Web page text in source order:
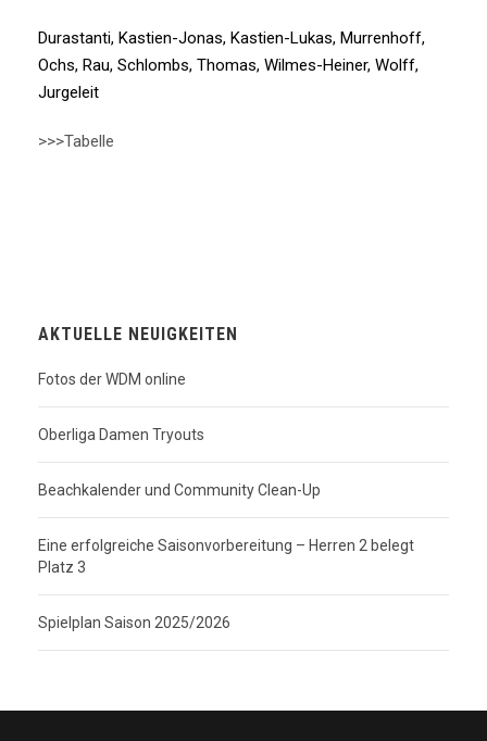
Durastanti, Kastien-Jonas, Kastien-Lukas, Murrenhoff,
Ochs, Rau, Schlombs, Thomas, Wilmes-Heiner, Wolff,
Jurgeleit
>>>Tabelle
AKTUELLE NEUIGKEITEN
Fotos der WDM online
Oberliga Damen Tryouts
Beachkalender und Community Clean-Up
Eine erfolgreiche Saisonvorbereitung – Herren 2 belegt
Platz 3
Spielplan Saison 2025/2026